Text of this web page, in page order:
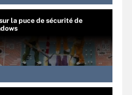
la puce de sécurité de